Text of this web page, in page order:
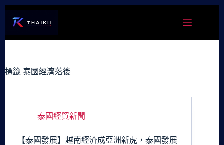
容
標籤 泰國經濟落後
泰國經貿新聞
【泰國發展】越南經濟成亞洲新虎，泰國發展